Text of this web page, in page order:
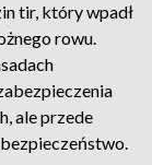
tir, który wpadł
rowu.
ale przede